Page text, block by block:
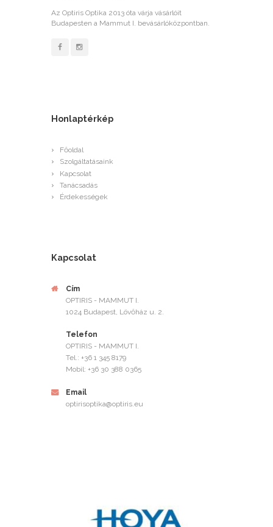
Az Optiris Optika 2013 óta várja vásárlóit
Budapesten a Mammut I. bevásárlóközpontban.
Honlaptérkép
Főoldal
Szolgáltatásaink
Kapcsolat
Tanácsadás
Érdekességek
Kapcsolat
Cím
OPTIRIS - MAMMUT I.
1024 Budapest, Lövőház u. 2.
Telefon
OPTIRIS - MAMMUT I.
Tel.: +36 1 345 8179
Mobil: +36 30 388 0365
Email
optirisoptika@optiris.eu